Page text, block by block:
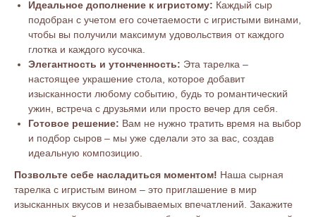
Идеальное дополнение к игристому: Каждый сыр
подобран с учетом его сочетаемости с игристыми винами,
чтобы вы получили максимум удовольствия от каждого
глотка и каждого кусочка.
Элегантность и утонченность: Эта тарелка –
настоящее украшение стола, которое добавит
изысканности любому событию, будь то романтический
ужин, встреча с друзьями или просто вечер для себя.
Готовое решение: Вам не нужно тратить время на выбор
и подбор сыров – мы уже сделали это за вас, создав
идеальную композицию.
Позвольте себе насладиться моментом! Наша сырная
тарелка с игристым вином – это приглашение в мир
изысканных вкусов и незабываемых впечатлений. Закажите